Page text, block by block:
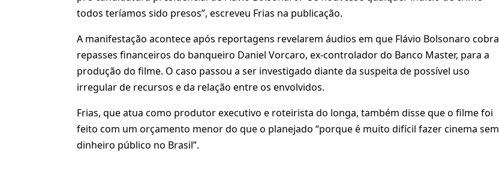
todos teríamos sido presos”, escreveu Frias na publicação.
A manifestação acontece após reportagens revelarem áudios em que Flávio Bolsonaro cobra
repasses financeiros do banqueiro Daniel Vorcaro, ex-controlador do Banco Master, para a
produção do filme. O caso passou a ser investigado diante da suspeita de possível uso
irregular de recursos e da relação entre os envolvidos.
Frias, que atua como produtor executivo e roteirista do longa, também disse que o filme foi
feito com um orçamento menor do que o planejado “porque é muito difícil fazer cinema sem
dinheiro público no Brasil”.